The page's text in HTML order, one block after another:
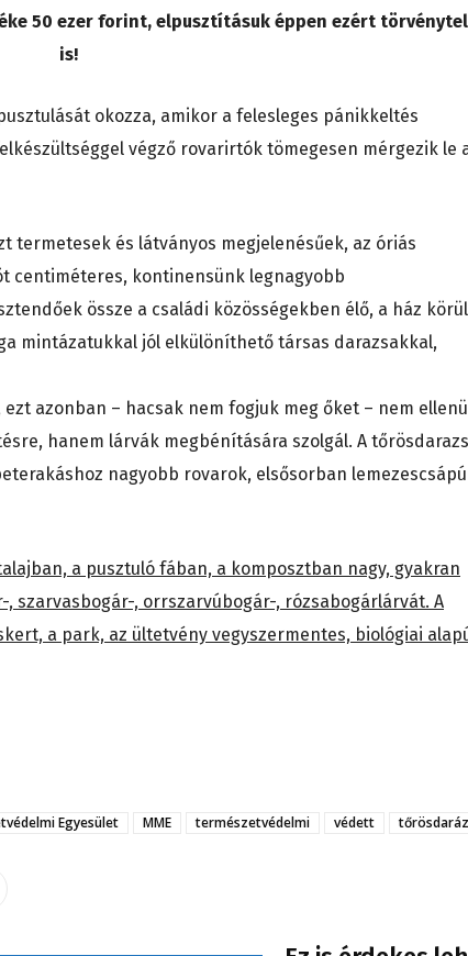
50 ezer forint, elpusztításuk éppen ezért
is!
okozza, amikor a felesleges pánikkeltés
végző rovarirtók tömegesen mérgezik le
termetesek és látványos megjelenésűek, az óriás
centiméteres, kontinensünk legnagyobb
össze a családi közösségekben élő, a ház körül
mintázatukkal jól elkülöníthető társas darazsakkal,
azonban – hacsak nem fogjuk meg őket – nem
hanem lárvák megbénítására szolgál. A
nagyobb rovarok, elsősorban lemezescsápú
a pusztuló fában, a komposztban nagy, gyakran
szarvasbogár-, orrszarvúbogár-, rózsabogárlárvát. A
a park, az ültetvény vegyszermentes, biológiai
Egyesület MME természetvédelmi védett